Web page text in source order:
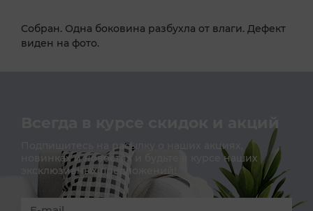
Собран. Одна боковина разбухла от влаги. Дефект
виден на фото.
Всегда в курсе скидок и акций
Подпишитесь на расылку о наших акциях,
новинках и новостях и будьте в курсе наших
эксклюзивных предложений!